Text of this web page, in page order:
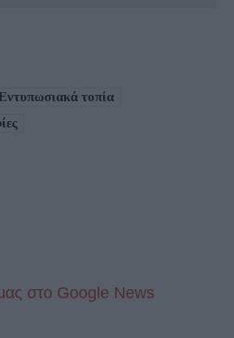
τοπία
στo Google News